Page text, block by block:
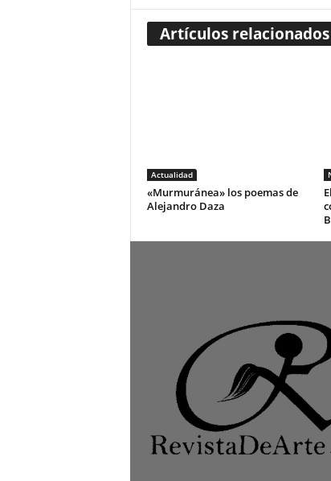
Artículos relacionados
Actualidad
«Murmuránea» los poemas de
Alejandro Daza